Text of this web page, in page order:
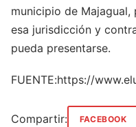
municipio de
esa jurisdicción y
pueda presentarse.
FUENTE:https://
Compartir: FACEBOOK